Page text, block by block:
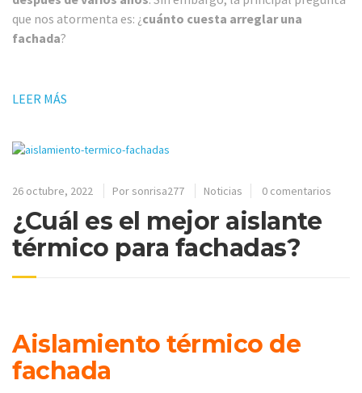
que nos atormenta es: ¿cuánto cuesta arreglar una
fachada?
LEER MÁS
26 octubre, 2022 Por sonrisa277 Noticias 0 comentarios
¿Cuál es el mejor aislante
térmico para fachadas?
Aislamiento térmico de
fachada